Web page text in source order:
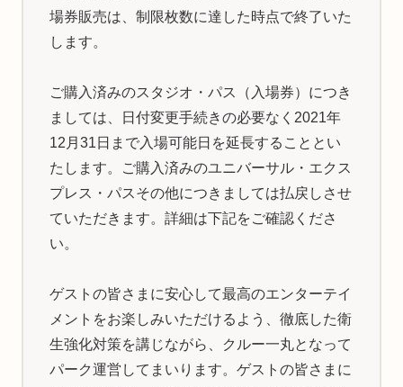
場券販売は、制限枚数に達した時点で終了いた
します。
ご購入済みのスタジオ・パス（入場券）につき
ましては、日付変更手続きの必要なく2021年
12月31日まで入場可能日を延長することとい
たします。ご購入済みのユニバーサル・エクス
プレス・パスその他につきましては払戻しさせ
ていただきます。詳細は下記をご確認くださ
い。
ゲストの皆さまに安心して最高のエンターテイ
メントをお楽しみいただけるよう、徹底した衛
生強化対策を講じながら、クルー一丸となって
パーク運営してまいります。ゲストの皆さまに